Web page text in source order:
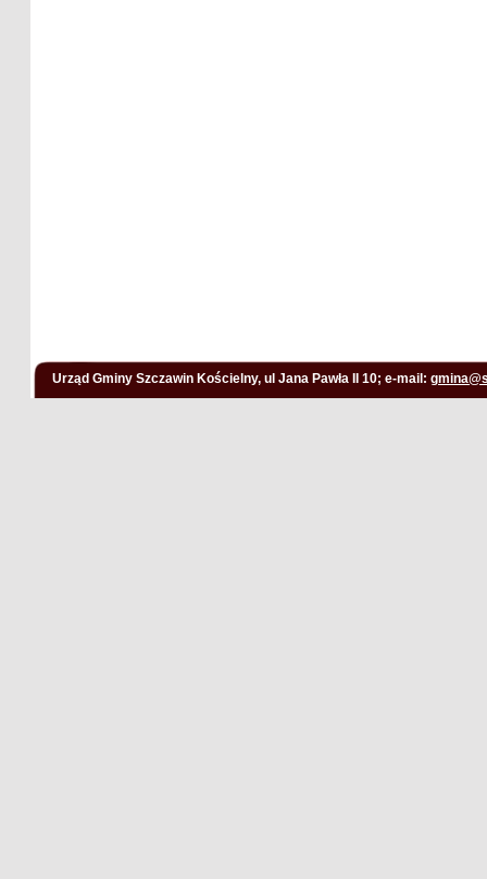
Urząd Gminy Szczawin Kościelny, ul Jana Pawła II 10; e-mail: